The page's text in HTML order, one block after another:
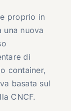
proprio in
una nuova
di
container,
basata sul
CNCF.